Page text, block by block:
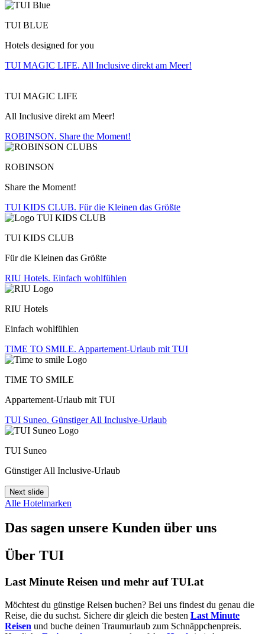
TUI BLUE
Hotels designed for you
TUI MAGIC LIFE. All Inclusive direkt am Meer!
TUI MAGIC LIFE
All Inclusive direkt am Meer!
ROBINSON. Share the Moment!
ROBINSON
Share the Moment!
TUI KIDS CLUB. Für die Kleinen das Größte
TUI KIDS CLUB
Für die Kleinen das Größte
RIU Hotels. Einfach wohlfühlen
RIU Hotels
Einfach wohlfühlen
TIME TO SMILE. Appartement-Urlaub mit TUI
TIME TO SMILE
Appartement-Urlaub mit TUI
TUI Suneo. Günstiger All Inclusive-Urlaub
TUI Suneo
Günstiger All Inclusive-Urlaub
Next slide
Alle Hotelmarken
Das sagen unsere Kunden über uns
Über TUI
Last Minute Reisen und mehr auf TUI.at
Möchtest du günstige Reisen buchen? Bei uns findest du genau die
Reise, die du suchst. Sichere dir gleich die besten Last Minute
Reisen und buche deinen Traumurlaub zum Schnäppchenpreis.